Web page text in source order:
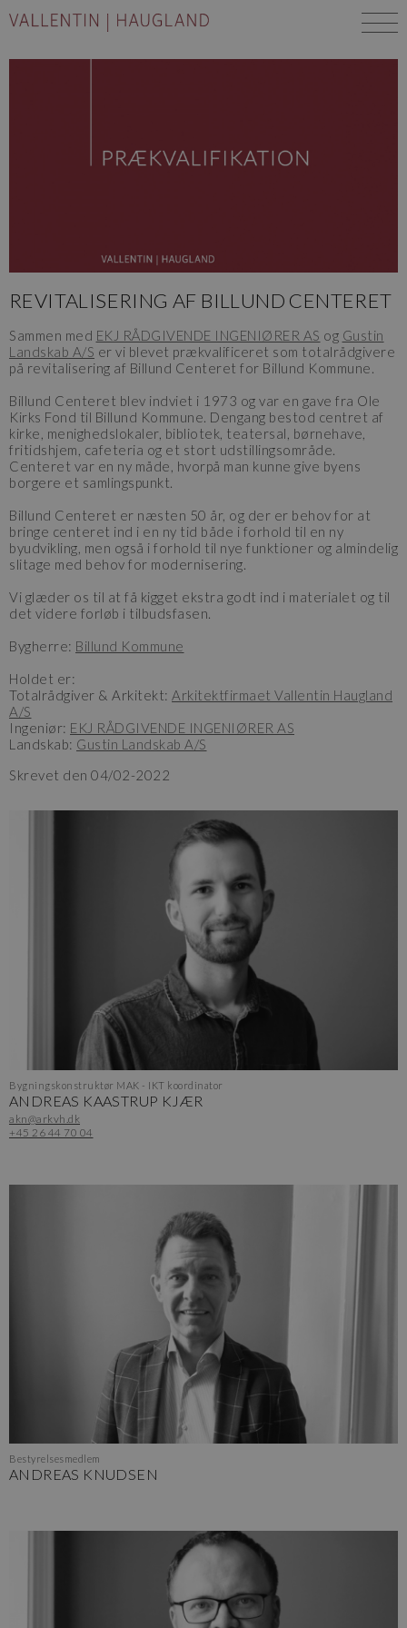
REVITALISERING AF BILLUND CENTERET
Sammen med EKJ RÅDGIVENDE INGENIØRER AS og Gustin
Landskab A/S er vi blevet prækvalificeret som totalrådgivere
på revitalisering af Billund Centeret for Billund Kommune.
Billund Centeret blev indviet i 1973 og var en gave fra Ole
Kirks Fond til Billund Kommune. Dengang bestod centret af
kirke, menighedslokaler, bibliotek, teatersal, børnehave,
fritidshjem, cafeteria og et stort udstillingsområde.
Centeret var en ny måde, hvorpå man kunne give byens
borgere et samlingspunkt.
Billund Centeret er næsten 50 år, og der er behov for at
bringe centeret ind i en ny tid både i forhold til en ny
byudvikling, men også i forhold til nye funktioner og almindelig
slitage med behov for modernisering.
Vi glæder os til at få kigget ekstra godt ind i materialet og til
det videre forløb i tilbudsfasen.
Bygherre: Billund Kommune
Holdet er:
Totalrådgiver & Arkitekt: Arkitektfirmaet Vallentin Haugland
A/S
Ingeniør: EKJ RÅDGIVENDE INGENIØRER AS
Landskab: Gustin Landskab A/S
Skrevet den 04/02-2022
Bygningskonstruktør MAK - IKT koordinator
ANDREAS KAASTRUP KJÆR
akn@arkvh.dk
+45 26 44 70 04
Bestyrelsesmedlem
ANDREAS KNUDSEN